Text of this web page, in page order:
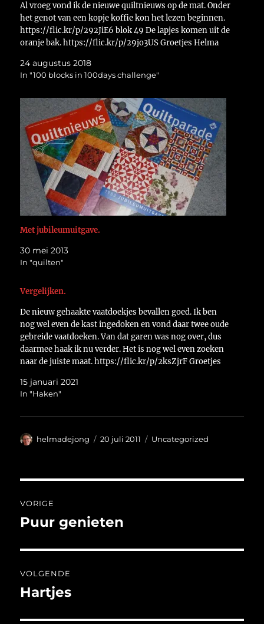
Al vroeg vond ik de nieuwe quiltnieuws op de mat. Onder
het genot van een kopje koffie kon het lezen beginnen.
https://flic.kr/p/292JiE6 blok 49 De lapjes komen uit de
oranje bak. https://flic.kr/p/29jo3US Groetjes Helma
24 augustus 2018
In "100 blocks in 100days challenge"
Met jubileumuitgave.
30 mei 2013
In "quilten"
Vergelijken.
De nieuw gehaakte vaatdoekjes bevallen goed. Ik ben
nog wel even de kast ingedoken en vond daar twee oude
gebreide vaatdoeken. Van dat garen was nog over, dus
daarmee haak ik nu verder. Het is nog wel even zoeken
naar de juiste maat. https://flic.kr/p/2ksZjrF Groetjes
15 januari 2021
In "Haken"
Auteur
helmadejong
Geplaatst
20 juli 2011 Categorieën
Uncategorized
navigatie
VORIGE
Vorig
Puur genieten
VOLGENDE
Volgend
Hartjes